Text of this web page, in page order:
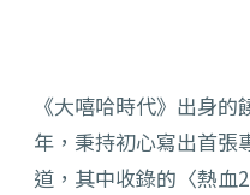
《大嘻哈時代》出身
年，秉持初心寫出首張
道，其中收錄的〈熱血